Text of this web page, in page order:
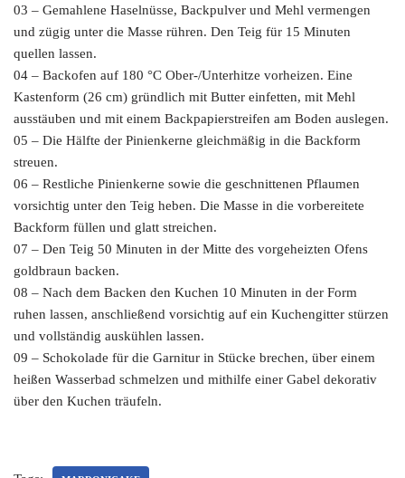
03 – Gemahlene Haselnüsse, Backpulver und Mehl vermengen
und zügig unter die Masse rühren. Den Teig für 15 Minuten
quellen lassen.
04 – Backofen auf 180 °C Ober-/Unterhitze vorheizen. Eine
Kastenform (26 cm) gründlich mit Butter einfetten, mit Mehl
ausstäuben und mit einem Backpapierstreifen am Boden auslegen.
05 – Die Hälfte der Pinienkerne gleichmäßig in die Backform
streuen.
06 – Restliche Pinienkerne sowie die geschnittenen Pflaumen
vorsichtig unter den Teig heben. Die Masse in die vorbereitete
Backform füllen und glatt streichen.
07 – Den Teig 50 Minuten in der Mitte des vorgeheizten Ofens
goldbraun backen.
08 – Nach dem Backen den Kuchen 10 Minuten in der Form
ruhen lassen, anschließend vorsichtig auf ein Kuchengitter stürzen
und vollständig auskühlen lassen.
09 – Schokolade für die Garnitur in Stücke brechen, über einem
heißen Wasserbad schmelzen und mithilfe einer Gabel dekorativ
über den Kuchen träufeln.